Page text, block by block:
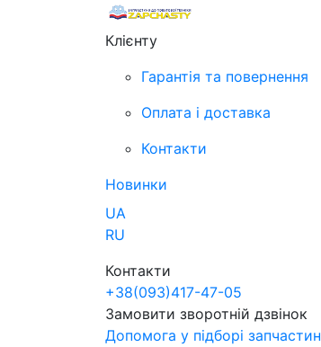
Клієнту
Гарантія та повернення
Оплата і доставка
Контакти
Новинки
UA
RU
Контакти
+38(093)417-47-05
Замовити зворотній дзвінок
Допомога у підборі запчастин